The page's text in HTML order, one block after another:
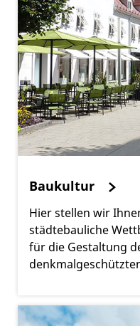
Baukultur
Hier stellen wir
städtebauliche
für die Gestaltung